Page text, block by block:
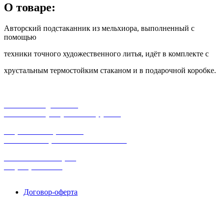
О товаре:
Авторский подстаканник из мельхиора, выполненный с
помощью
техники точного художественного литья, идёт в комплекте с
хрустальным термостойким стаканом и в подарочной коробке.
Договор-оферта